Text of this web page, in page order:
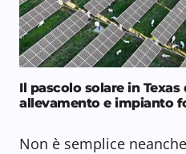
Il pascolo solare in
allevamento e impianto
Non è semplice neanche